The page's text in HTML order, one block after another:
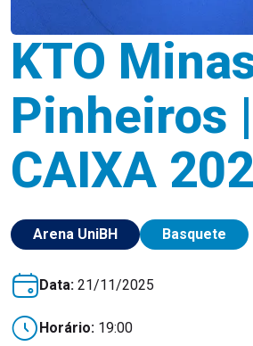
KTO
Pinheiros
CAIXA
Arena UniBH Basquete
Data: 21/11/2025
Horário: 19:00